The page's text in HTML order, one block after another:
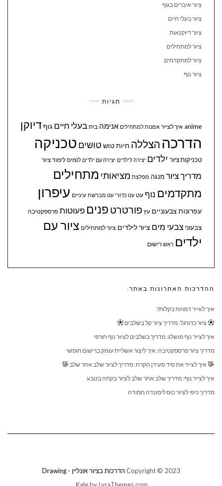
ציור איברים בגוף
ציור בעלי חיים
ציור דיוקנאות
ציור למתחילים
ציור למתקדמים
ציור נוף
תגיות
anime איך לצייר אמנות למתחילים אנימה בית בעלי חיים גוףדיוקן
הדרכה הצללה חיותטוש טושים טכניקה
טכניקות ציור ילדים יצירה לילדים יצירה עם ילדים לומיס לימוד ציור
מדריך ציור מנגה מפלצת מציאותי מתחילים
מתקדמים נוף עט עט כדורי עט מברשת עיניים עיפרון
עפרונות צבעוניים עץ פורטרט פנים פעוטות פרספקטיבה
צבעוני צבעי מים ציור לילדים ציור למתחילים ציור עם
ילדים ראש רישום
ההדרכות האחרונות באתר:
איך לאייר דמויות בקלות?
ציור כדורגל: מדריך ציור קל בשלבים
איך לצייר נוף מושלג: מדריך בשלבים לציור נוף חורפי
מדריך ציור פרספקטיבה: איך ליצור אשליית עומק ברישום חופשי
איך לצייר את סיד מעידן הקרח: מדריך לציור שלב אחר שלב
איך לצייר נוף: מדריך שלב אחר שלב לציור בקתה בטבע
מדריך כיפי לציור כוס לימונדה חמודה
Copyright © 2023 הדרכות בציור אונליין - Drawing
Kaleby LyraThemes.com.